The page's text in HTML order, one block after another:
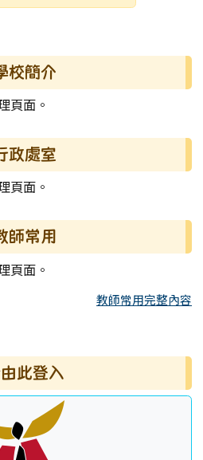
校簡介
頁面。
政處室
頁面。
師常用
頁面。
教師常用完整內容
此登入